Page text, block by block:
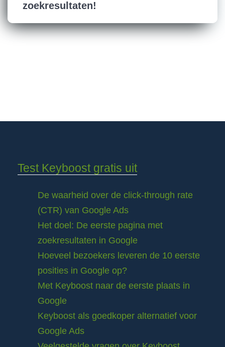
zoekresultaten!
Test Keyboost gratis uit
De waarheid over de click-through rate
(CTR) van Google Ads
Het doel: De eerste pagina met
zoekresultaten in Google
Hoeveel bezoekers leveren de 10 eerste
posities in Google op?
Met Keyboost naar de eerste plaats in
Google
Keyboost als goedkoper alternatief voor
Google Ads